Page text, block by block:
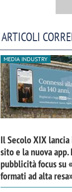
ARTICOLI
MEDIA INDUSTRY
Il Secolo XIX
sito e la nuova app.
pubblicità focus su
formati ad alta